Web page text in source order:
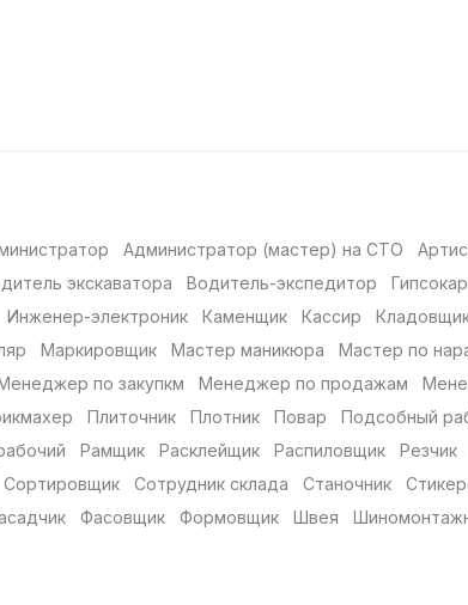
Администратор (мастер) на СТО
экскаватора Водитель-экспедитор
Инженер-электроник Каменщик Кассир
Маркировщик Мастер маникюра
Мастер по
по закупкм Менеджер по продажам
Плиточник Плотник Повар Подсобный
Рамщик Расклейщик Распиловщик Резчик
Сортировщик Сотрудник склада Станочник
Фасовщик Формовщик Швея